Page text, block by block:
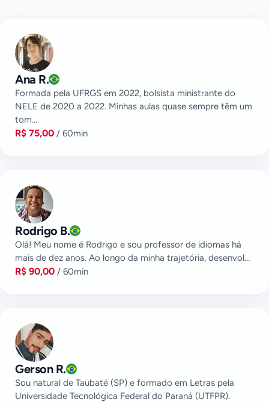
Ana R.
Formada pela UFRGS em 2022, bolsista ministrante do
NELE de 2020 a 2022. Minhas aulas quase sempre têm um
tom…
R$ 75,00 / 60min
Rodrigo B.
Olá! Meu nome é Rodrigo e sou professor de idiomas há
mais de dez anos. Ao longo da minha trajetória, desenvol…
R$ 90,00 / 60min
Gerson R.
Sou natural de Taubaté (SP) e formado em Letras pela
Universidade Tecnológica Federal do Paraná (UTFPR).